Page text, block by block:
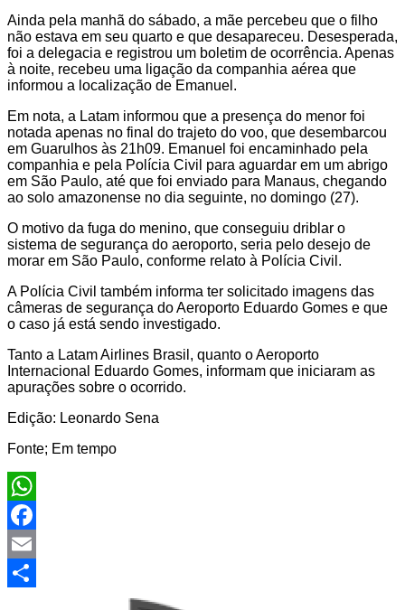
Ainda pela manhã do sábado, a mãe percebeu que o filho
não estava em seu quarto e que desapareceu. Desesperada,
foi a delegacia e registrou um boletim de ocorrência. Apenas
à noite, recebeu uma ligação da companhia aérea que
informou a localização de Emanuel.
Em nota, a Latam informou que a presença do menor foi
notada apenas no final do trajeto do voo, que desembarcou
em Guarulhos às 21h09. Emanuel foi encaminhado pela
companhia e pela Polícia Civil para aguardar em um abrigo
em São Paulo, até que foi enviado para Manaus, chegando
ao solo amazonense no dia seguinte, no domingo (27).
O motivo da fuga do menino, que conseguiu driblar o
sistema de segurança do aeroporto, seria pelo desejo de
morar em São Paulo, conforme relato à Polícia Civil.
A Polícia Civil também informa ter solicitado imagens das
câmeras de segurança do Aeroporto Eduardo Gomes e que
o caso já está sendo investigado.
Tanto a Latam Airlines Brasil, quanto o Aeroporto
Internacional Eduardo Gomes, informam que iniciaram as
apurações sobre o ocorrido.
Edição: Leonardo Sena
Fonte; Em tempo
WhatsApp
Facebook
Email